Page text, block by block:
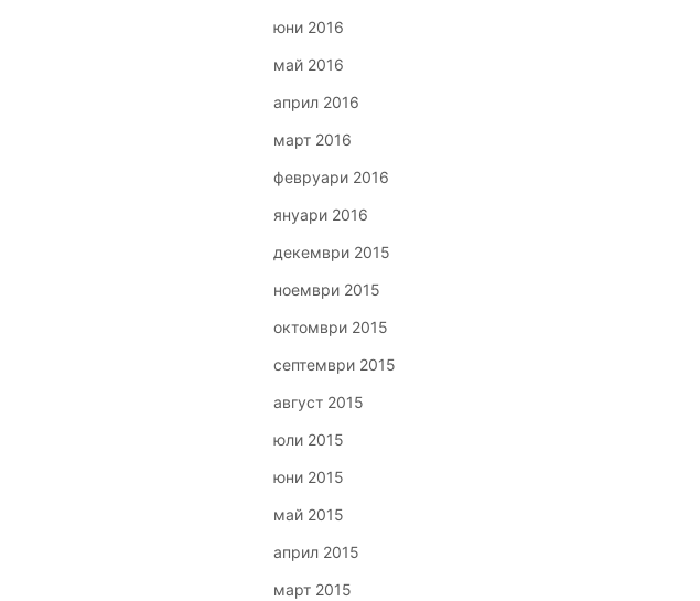
юни 2016
май 2016
април 2016
март 2016
февруари 2016
януари 2016
декември 2015
ноември 2015
октомври 2015
септември 2015
август 2015
юли 2015
юни 2015
май 2015
април 2015
март 2015